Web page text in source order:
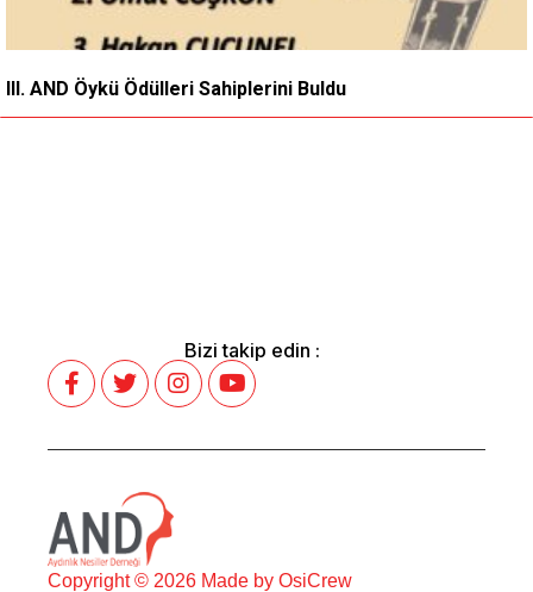
III. AND Öykü Ödülleri Sahiplerini Buldu
Bizi takip edin :
Copyright © 2026 Made by OsiCrew